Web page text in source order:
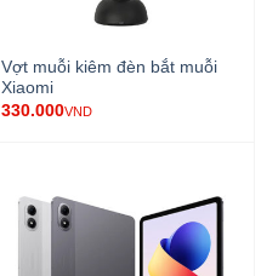
Vợt muỗi kiêm đèn bắt muỗi
Xiaomi
330.000VND